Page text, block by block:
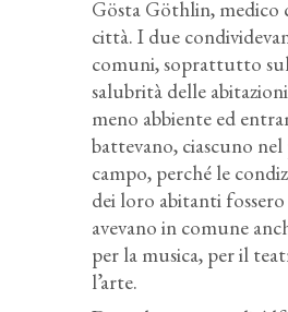
Gösta Göthlin, medico
città. I due
comuni, soprattutto
salubrità delle
meno abbiente ed
battevano, ciascuno
campo, perché le
dei loro abitanti
avevano in comune
per la musica, per il
l’arte.